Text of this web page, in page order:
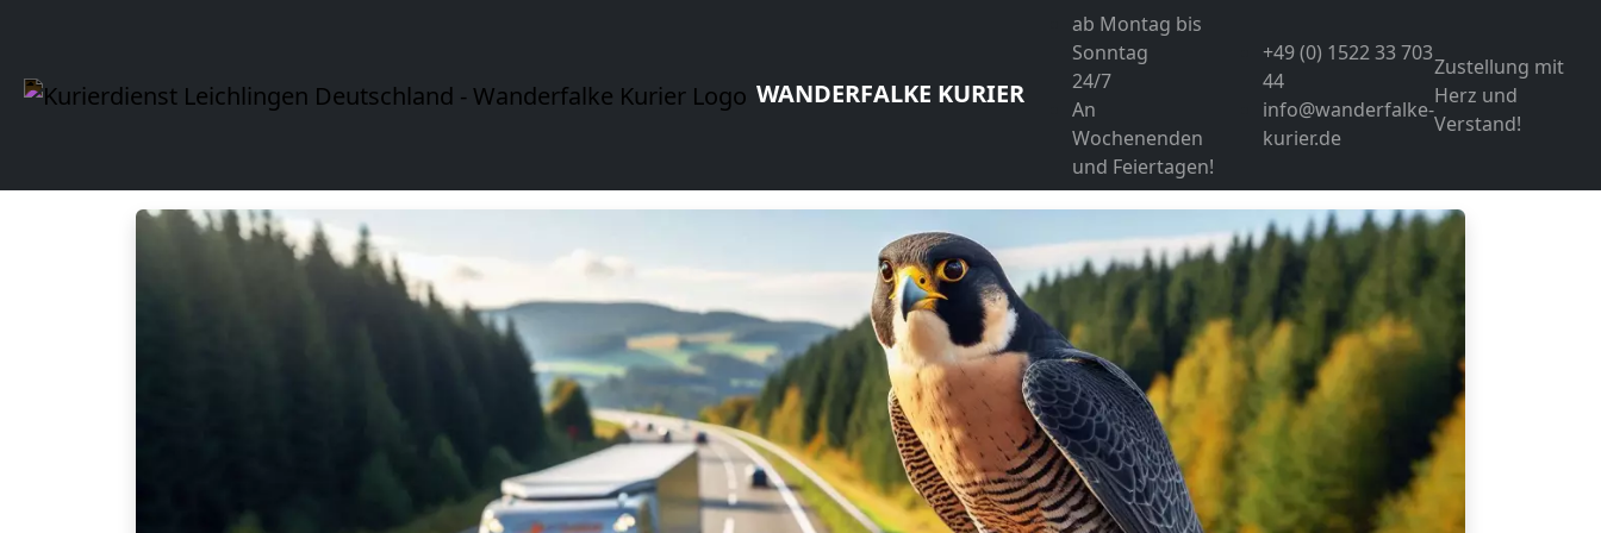
WANDERFALKE KURIER
ab Montag bis
Sonntag
24/7
An
Wochenenden
und Feiertagen!
+49 (0) 1522 33 703
44
info@wanderfalke-
kurier.de
Zustellung mit
Herz und
Verstand!